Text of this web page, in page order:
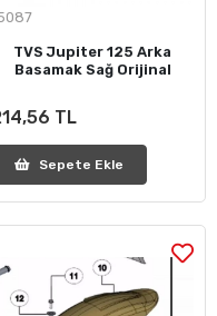
TVS Jupiter 125 Arka
Basamak Sağ Orijinal
TL
Sepete Ekle